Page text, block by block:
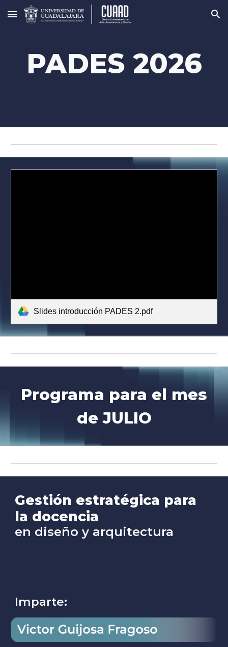
Skip to main content Skip to navigation
PADES 2026
Slides introducción PADES 2.pdf
Programa para el mes
de JULIO
Gestión estratégica para
la docencia
en diseño y arquitectura
Imparte: